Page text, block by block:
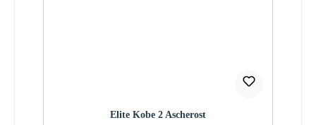
Elite Kobe 2 Ascherost